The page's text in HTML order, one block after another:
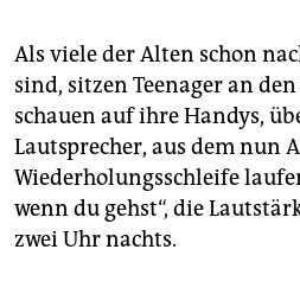
Als viele der Alten schon
sind, sitzen Teenager an
schauen auf ihre Handys,
Lautsprecher, aus dem nun
Wiederholungsschleife
wenn du gehst“, die
zwei Uhr nachts.